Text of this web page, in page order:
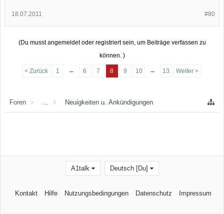
#80
18.07.2011
(Du musst angemeldet oder registriert sein, um Beiträge verfassen zu
können. )
< Zurück 1 ← 6 7 8 9 10 → 13 Weiter >
Foren Neuigkeiten u. Ankündigungen
A1talk Deutsch [Du]
Kontakt Hilfe Nutzungsbedingungen Datenschutz Impressum